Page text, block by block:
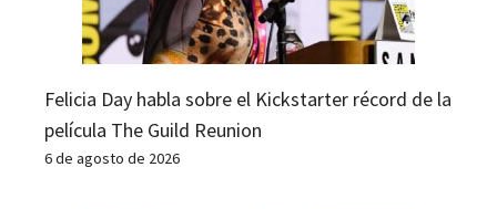
Felicia Day habla sobre el Kickstarter récord de la
película The Guild Reunion
6 de agosto de 2026